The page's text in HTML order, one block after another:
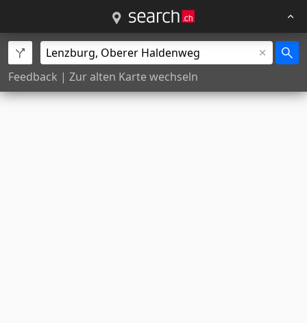
Feedback | Zur alten Karte wechseln